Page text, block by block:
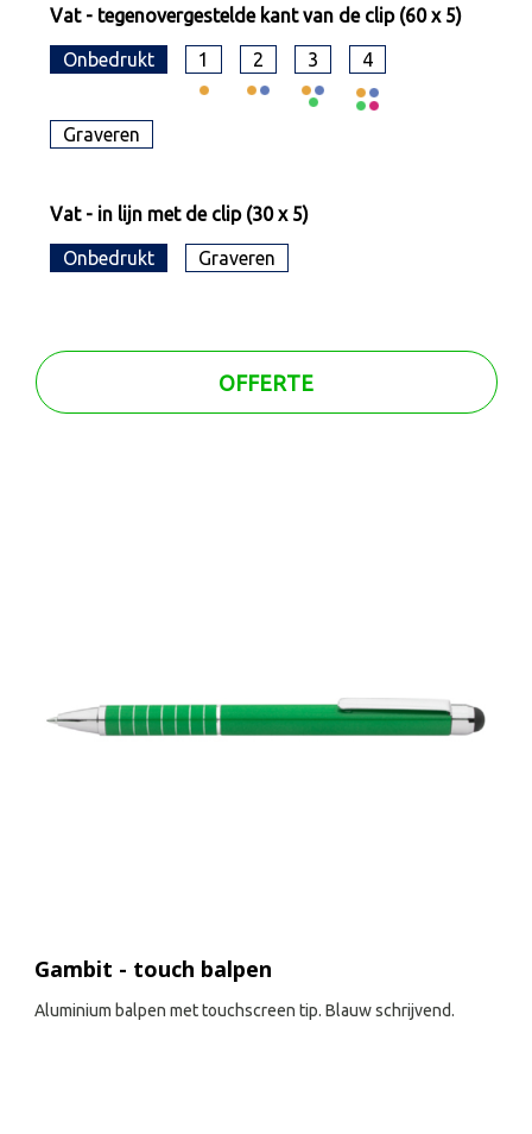
Vat - tegenovergestelde kant van de clip (60 x 5)
Onbedrukt 1 2 3 4
Graveren
Vat - in lijn met de clip (30 x 5)
Onbedrukt Graveren
OFFERTE
Gambit - touch balpen
Aluminium balpen met touchscreen tip. Blauw schrijvend.